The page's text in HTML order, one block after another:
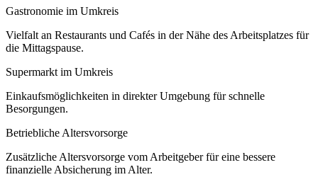
Gastronomie im Umkreis
Vielfalt an Restaurants und Cafés in der Nähe des Arbeitsplatzes für
die Mittagspause.
Supermarkt im Umkreis
Einkaufsmöglichkeiten in direkter Umgebung für schnelle
Besorgungen.
Betriebliche Altersvorsorge
Zusätzliche Altersvorsorge vom Arbeitgeber für eine bessere
finanzielle Absicherung im Alter.